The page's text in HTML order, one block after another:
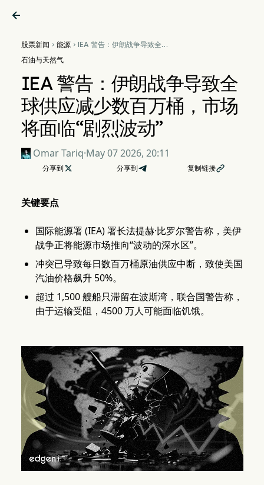

股票新闻  能源 IEA 警告：伊朗战争导致全球
石油与天然气
IEA 警告：伊朗战争导致全
球供应减少数百万桶，市场
将面临“剧烈波动”
Omar Tariq·May 07 2026, 20:11
分享到  分享到 复制链接
关键要点
国际能源署 (IEA) 署长法提赫·比罗尔警告称，美伊
战争正将能源市场推向“波动的深水区”。
冲突已导致每日数百万桶原油供应中断，致使美国
汽油价格飙升 50%。
超过 1,500 艘船只滞留在波斯湾，联合国警告称，
由于运输受阻，4500 万人可能面临饥饿。